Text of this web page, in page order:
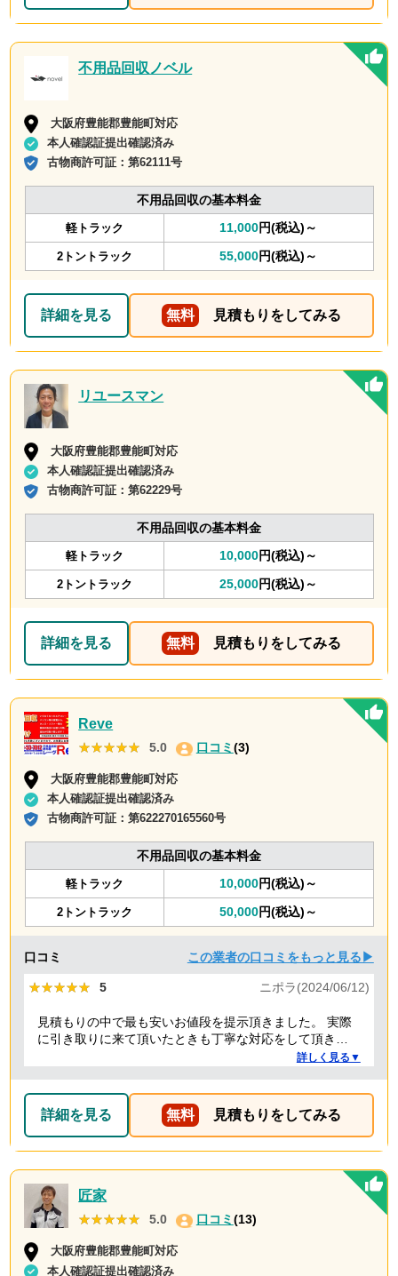
不用品回収ノベル
大阪府豊能郡豊能町対応
本人確認証提出確認済み
古物商許可証：第62111号
不用品回収の基本料金
軽トラック 11,000円(税込)～
2トントラック 55,000円(税込)～
詳細を見る 無料 見積もりをしてみる
リユースマン
大阪府豊能郡豊能町対応
本人確認証提出確認済み
古物商許可証：第62229号
不用品回収の基本料金
軽トラック 10,000円(税込)～
2トントラック 25,000円(税込)～
詳細を見る 無料 見積もりをしてみる
Reve
★★★★★
★★★★★ 5.0 口コミ(3)
大阪府豊能郡豊能町対応
本人確認証提出確認済み
古物商許可証：第622270165560号
不用品回収の基本料金
軽トラック 10,000円(税込)～
2トントラック 50,000円(税込)～
口コミ この業者の口コミをもっと見る▶
★★★★★
★★★★★ 5 ニポラ(2024/06/12)
見積もりの中で最も安いお値段を提示頂きました。 実際
に引き取りに来て頂いたときも丁寧な対応をして頂き、
詳しく見る▼
詳細を見る 無料 見積もりをしてみる
匠家
★★★★★
★★★★★ 5.0 口コミ(13)
大阪府豊能郡豊能町対応
本人確認証提出確認済み